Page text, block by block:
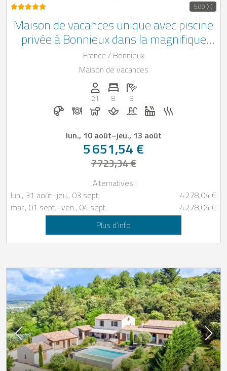
5,00 (4)
Maison de vacances unique avec piscine
privée à Bonnieux dans la magnifique
Provence
France / Bonnieux
Maison de vacances
Personnes (max): 21
21
Nombre de chambres: 8
8
Nombre de salles de bain: 8
8
Petit-déjeuner sur demande
Dîner sur demande
Chiens autorisés
Massage sur demande
Piscine Jacuzzi
lun., 10 août–jeu., 13 août
5 651,54 €
7 723,34 €
Alternatives:
lun., 31 août–jeu., 03 sept.
4 278,04 €
mar., 01 sept.–ven., 04 sept.
4 278,04 €
Plus d’info